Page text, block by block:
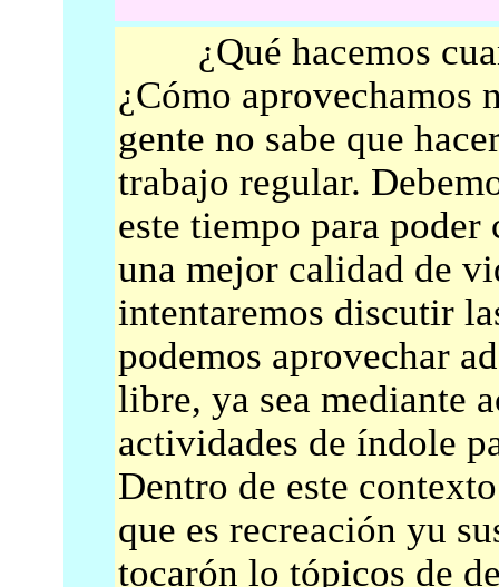
¿Qué hacemos
¿Cómo aprovechamos
gente no sabe que
trabajo regular.
este tiempo para
una mejor calidad de
intentaremos discutir
podemos aprovechar
libre, ya sea mediante
actividades de índole
Dentro de este
que es recreación yu
tocarón lo tópicos de